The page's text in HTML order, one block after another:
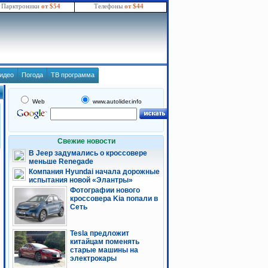
Парктроники от $54 Телефоны от $44
Погода ТВ программа
Web www.autolider.info
Свежие новости
В Jeep задумались о кроссовере
меньше Renegade
Компания Hyundai начала дорожные
испытания новой «Элантры»
Фотографии нового
кроссовера Kia попали в
Сеть
Tesla предложит
китайцам поменять
старые машины на
электрокары